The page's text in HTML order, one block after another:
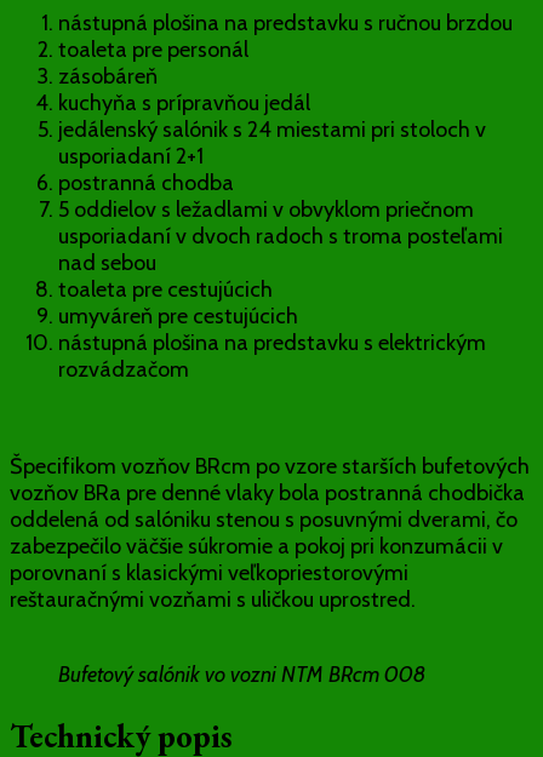
nástupná plošina na predstavku s ručnou brzdou
toaleta pre personál
zásobáreň
kuchyňa s prípravňou jedál
jedálenský salónik s 24 miestami pri stoloch v
usporiadaní 2+1
postranná chodba
5 oddielov s ležadlami v obvyklom priečnom
usporiadaní v dvoch radoch s troma posteľami
nad sebou
toaleta pre cestujúcich
umyváreň pre cestujúcich
nástupná plošina na predstavku s elektrickým
rozvádzačom
Špecifikom vozňov BRcm po vzore starších bufetových
vozňov BRa pre denné vlaky bola postranná chodbička
oddelená od salóniku stenou s posuvnými dverami, čo
zabezpečilo väčšie súkromie a pokoj pri konzumácii v
porovnaní s klasickými veľkopriestorovými
reštauračnými vozňami s uličkou uprostred.
Bufetový salónik vo vozni NTM BRcm 008
Technický popis